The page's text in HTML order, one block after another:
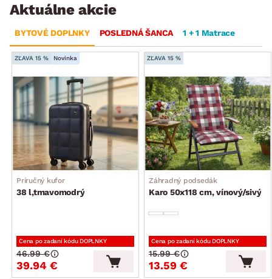
Aktuálne akcie
BYTOVÉ DOPLNKY POSLEDNÁ ŠANCA 1 + 1 Matrace
ZĽAVA 15 % Novinka
Príručný kufor
38 l,tmavomodrý
Cena po zadaní kódu DOPLNKY
39.94 €
46.99 €
ZĽAVA 15 %
Záhradný podsedák
Karo 50x118 cm, vínový/sivý
Cena po zadaní kódu DOPLNKY
13.59 €
15.99 €